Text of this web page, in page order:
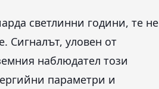
светлинни години, те не
Сигналът, уловен от
наблюдател този
параметри и